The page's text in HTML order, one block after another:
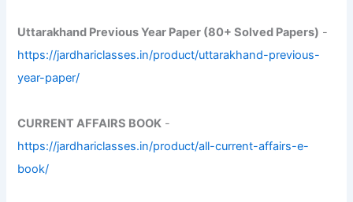
Uttarakhand Previous Year Paper (80+ Solved Papers) -
https://jardhariclasses.in/product/uttarakhand-previous-
year-paper/
CURRENT AFFAIRS BOOK -
https://jardhariclasses.in/product/all-current-affairs-e-
book/